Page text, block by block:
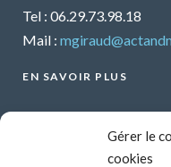
Gérer le
cookies
Tel : 06.29.73.98.18
Mail :
EN SAVOIR PLUS
Organiser un webinar